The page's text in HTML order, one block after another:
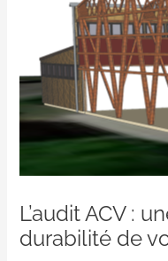
L’audit ACV :
durabilité de